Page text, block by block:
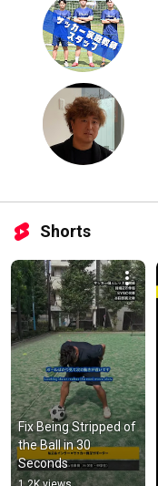
Shorts
Fix Being Stripped of
the Ball in 30
Seconds